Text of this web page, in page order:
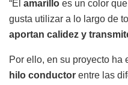
“El amarillo es un color
gusta utilizar a lo largo de
aportan calidez y
Por ello, en su proyecto ha
hilo conductor entre las